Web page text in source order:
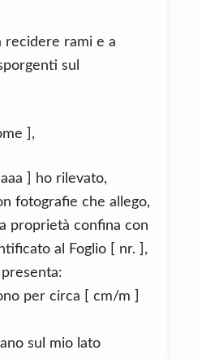
recidere rami e a
sul
],
] ho rilevato,
fotografie che allego,
proprietà confina con
al Foglio [ nr. ],
per circa [ cm/m ]
sul mio lato